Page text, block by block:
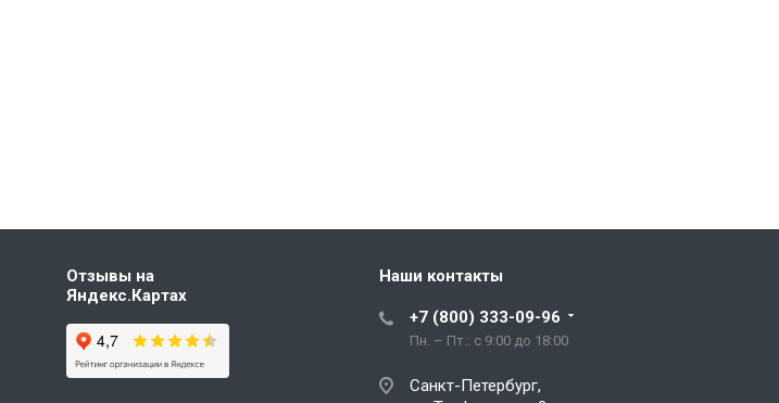
Отзывы на
Яндекс.Картах
Наши контакты
+7 (800) 333-09-96
Пн. – Пт.: с 9:00 до 18:00
Санкт-Петербург,